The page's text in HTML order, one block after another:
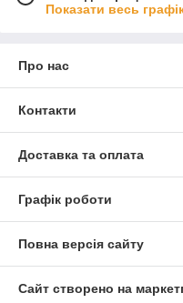
Показати весь
Про нас
Контакти
Доставка та оплата
Графік роботи
Повна версія сайту
Сайт створено на